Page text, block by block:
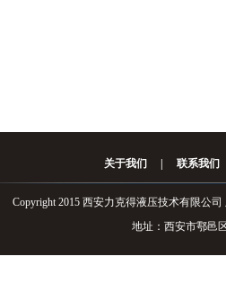
关于我们 联系我们
Copyright 2015 西安力克得液压技术有限公
地址：西安市鄠邑